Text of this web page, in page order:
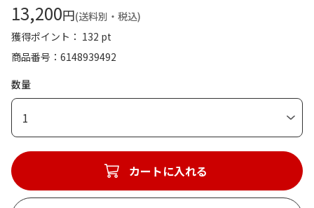
13,200円(送料別・税込)
獲得ポイント： 132 pt
商品番号
6148939492
数量
1
カートに入れる